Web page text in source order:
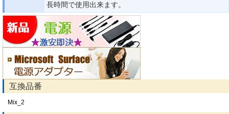
長時間で使用出来ます。
互換品番
Mix_2